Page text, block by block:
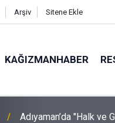
Arşiv Sitene Ekle
KAĞIZMANHABER
AK Parti İstanbul’dan